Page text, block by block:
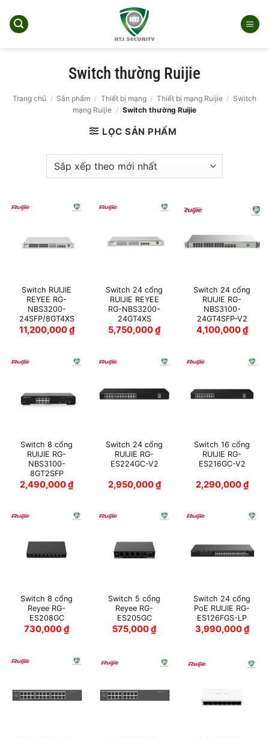
qua
Switch thường Ruijie
Trang chủ / Sản phẩm / Thiết bị mạng / Thiết bị mạng Ruijie / Switch
mạng Ruijie / Switch thường Ruijie
LỌC SẢN PHẨM
Switch RUIJIE
REYEE RG-
NBS3200-
24SFP/8GT4XS
11,200,000₫
Switch 24 cổng
RUIJIE REYEE
RG-NBS3200-
24GT4XS
5,750,000₫
Switch 24 cổng
RUIJIE RG-
NBS3100-
24GT4SFP-V2
4,100,000₫
Switch 8 cổng
RUIJIE RG-
NBS3100-
8GT2SFP
2,490,000₫
Switch 24 cổng
RUIJIE RG-
ES224GC-V2
2,950,000₫
Switch 16 cổng
RUIJIE RG-
ES216GC-V2
2,290,000₫
Switch 8 cổng
Reyee RG-
ES208GC
730,000₫
Switch 5 cổng
Reyee RG-
ES205GC
575,000₫
Switch 24 cổng
PoE RUIJIE RG-
ES126FGS-LP
3,990,000₫